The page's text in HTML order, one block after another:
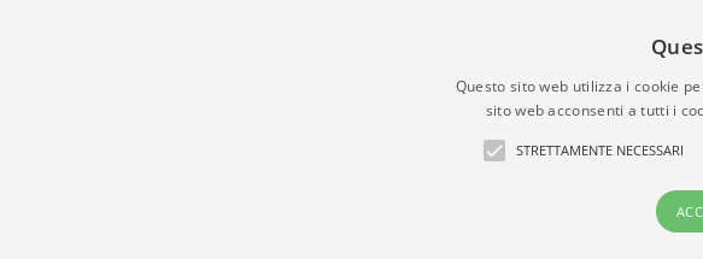
Gli annunci immobiliari presenti su immobiliare-italia.it
italia.it quindi non è responsabile della veridicità, della
Questo sito web utilizza i cookie
sito web acconsenti a tutti i
STRETTAMENTE NECESSARI